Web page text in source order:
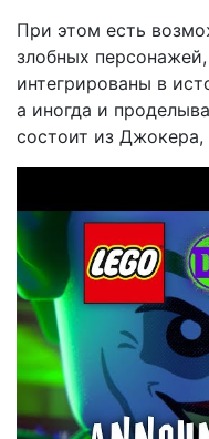
При этом есть
злобных
интегрированы в
а иногда и
состоит из Джокера,